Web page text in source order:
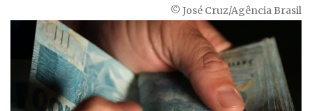
© José Cruz/Agência Brasil